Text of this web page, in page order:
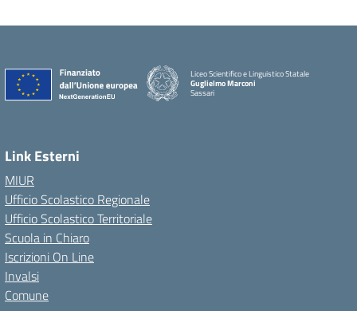
Liceo Scientifico e Linguistico Statale
Guglielmo Marconi
Sassari
Link Esterni
MIUR
Ufficio Scolastico Regionale
Ufficio Scolastico Territoriale
Scuola in Chiaro
Iscrizioni On Line
Invalsi
Comune